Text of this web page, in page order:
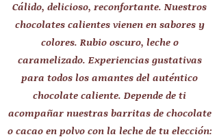
Cálido, delicioso, reconfortante. Nuestros
chocolates calientes vienen en sabores y
colores. Rubio oscuro, leche o
caramelizado. Experiencias gustativas
para todos los amantes del auténtico
chocolate caliente. Depende de ti
acompañar nuestras barritas de chocolate
o cacao en polvo con la leche de tu elección: